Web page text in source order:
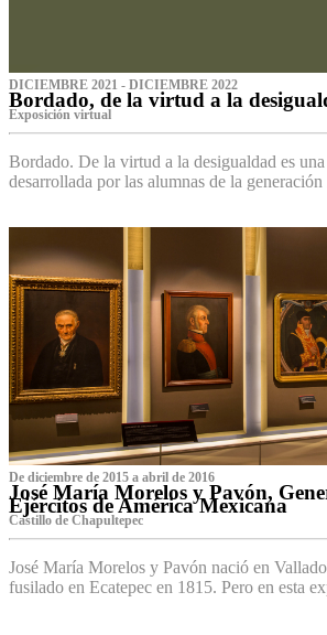
DICIEMBRE 2021 - DICIEMBRE 2022
Bordado, de la virtud a la
Exposición virtual‌
Bordado. De la virtud a la desigualdad es
desarrollada por las alumnas de la
De diciembre de 2015 a abril de 2016
José María Morelos y Pavón,
Ejércitos de América Mexicana
C‌astillo de Chapultepec
José María Morelos y Pavón nació en
fusilado en Ecatepec en 1815. Pero en esta